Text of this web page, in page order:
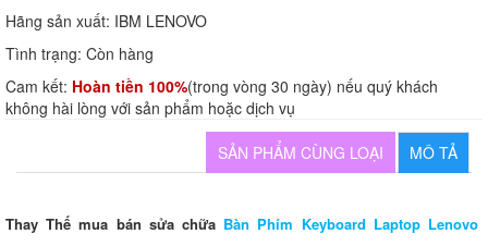
Hãng sản xuất: IBM LENOVO
Tình trạng: Còn hàng
Cam kết: Hoàn tiền 100%(trong vòng 30 ngày) nếu quý khách
không hài lòng với sản phẩm hoặc dịch vụ
MÔ TẢ
SẢN PHẨM CÙNG LOẠI
Thay Thế mua bán sửa chữa Bàn Phím Keyboard Laptop Lenovo